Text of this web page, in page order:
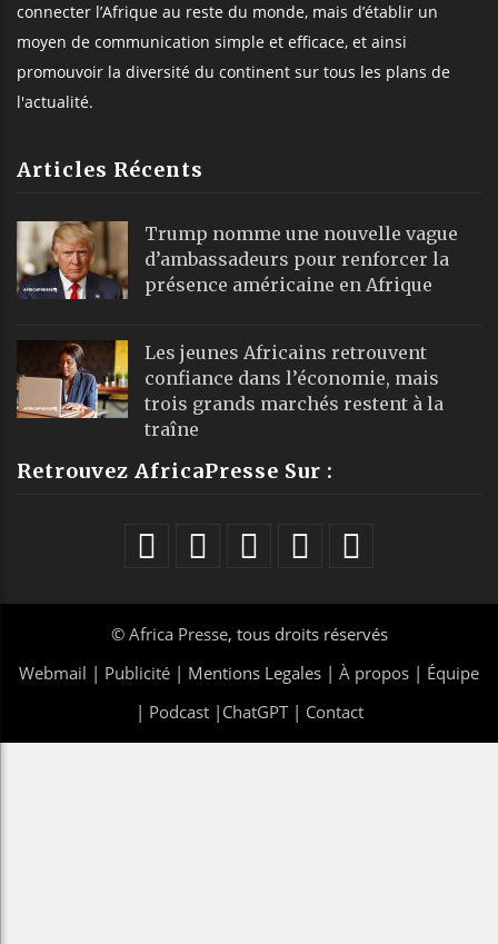
connecter l’Afrique au reste du monde, mais d’établir un
moyen de communication simple et efficace, et ainsi
promouvoir la diversité du continent sur tous les plans de
l'actualité.
Articles Récents
Trump nomme une nouvelle vague
d’ambassadeurs pour renforcer la
présence américaine en Afrique
Les jeunes Africains retrouvent
confiance dans l’économie, mais
trois grands marchés restent à la
traîne
Retrouvez AfricaPresse Sur :
© Africa Presse, tous droits réservés
Webmail | Publicité | Mentions Legales | À propos | Équipe
| Podcast| ChatGPT| Contact